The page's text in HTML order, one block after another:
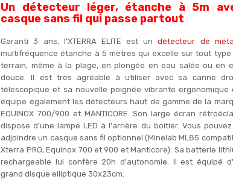
Un détecteur léger, étanche à 5m
casque sans fil qui passe partout
Garanti 3 ans, l'XTERRA ELITE est undétecteur de
multifréquence étanche à 5 mètres qui excelle sur tout type
terrain, même à la plage, en plongée en eau salée ou en
douce. Il est très agréable à utiliser avec sa canne
télescopique et sa nouvelle poignée vibrante ergonomique
équipe également les détecteurs haut de gamme de la
EQUINOX 700/900 et MANTICORE. Son large écran
dispose d'une lampe LED à l'arrière du boitier. Vous
adjoindre un casque sans fil optionnel (Minelab ML85
Xterra PRO, Equinox 700 et 900 et Manticore). Sa batterie
rechargeable lui confère 20h d'autonomie. Il est équipé
grand disque elliptique 30x23cm.